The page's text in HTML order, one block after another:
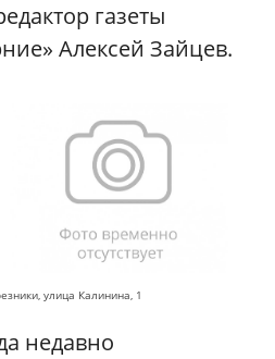
газеты
Алексей Зайцев.
улица Калинина, 1
недавно